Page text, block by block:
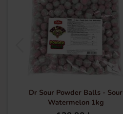
Dr Sour Powder Balls - Sour
Watermelon 1kg